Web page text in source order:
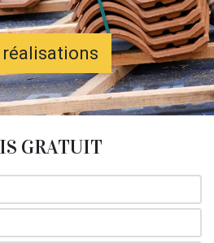
réalisations
GRATUIT